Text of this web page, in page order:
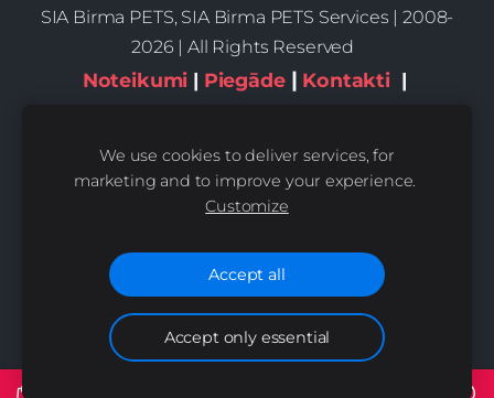
SIA Birma PETS, SIA Birma PETS Services | 2008-
2026 | All Rights Reserved
Noteikumi | Piegāde | Kontakti|
We use cookies to deliver services, for
marketing and to improve your experience.
Customize
Accept all
Accept only essential